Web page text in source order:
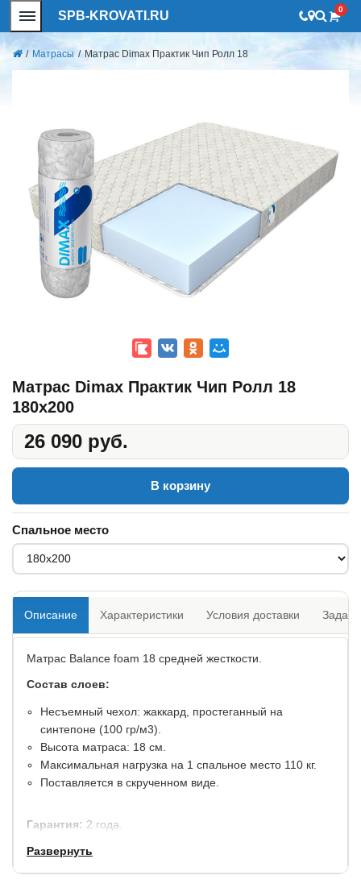
SPB-KROVATI.RU 0
/ Матрасы / Матрас Dimax Практик Чип Ролл 18
Матрас Dimax Практик Чип Ролл 18
180x200
26 090 руб.
В корзину
Спальное место
Описание Характеристики Условия доставки
Матрас Balance foam 18 средней жесткости.
Состав слоев:
Несъемный чехол: жаккард, простеганный на
синтепоне (100 гр/м3).
Высота матраса: 18 см.
Максимальная нагрузка на 1 спальное место 110 кг.
Поставляется в скрученном виде.
Гарантия: 2 года.
Развернуть